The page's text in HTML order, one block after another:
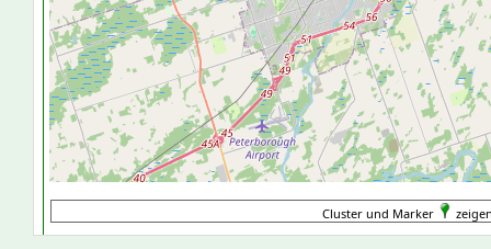
Cluster und Marker